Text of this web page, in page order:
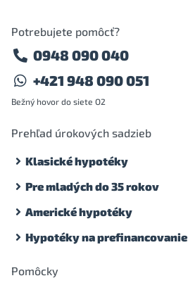
Potrebujete pomôcť?
0948 090 040
+421 948 090 051
Bežný hovor do siete O2
Prehľad úrokových sadzieb
Klasické hypotéky
Pre mladých do 35 rokov
Americké hypotéky
Hypotéky na prefinancovanie
Pomôcky